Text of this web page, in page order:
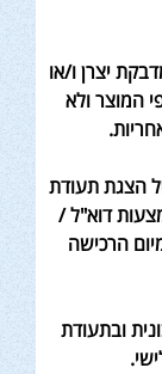
יצרן ו/או
המוצר ולא
הצגת תעודת
דוא"ל /
לא יאוחר מ- 30 ימים מיום הרכישה
ובתעודת